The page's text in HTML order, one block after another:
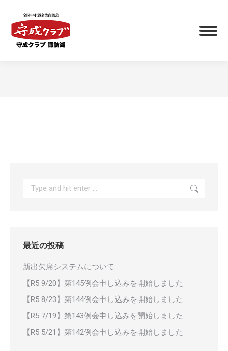
最近の投稿
新出欠席システムについて
【R5 9/20】第145例会申し込みを開始しました
【R5 8/23】第144例会申し込みを開始しました
【R5 7/19】第143例会申し込みを開始しました
【R5 5/21】第142例会申し込みを開始しました